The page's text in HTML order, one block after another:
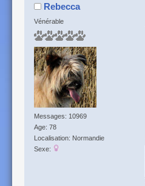
Rebecca
Vénérable
Messages: 10969
Age: 78
Localisation: Normandie
Sexe: